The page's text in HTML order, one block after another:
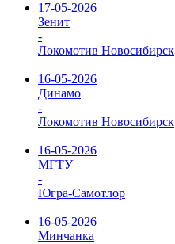
17-05-2026
Зенит
-
Локомотив Новосибирск
16-05-2026
Динамо
-
Локомотив Новосибирск
16-05-2026
МГТУ
-
Югра-Самотлор
16-05-2026
Минчанка